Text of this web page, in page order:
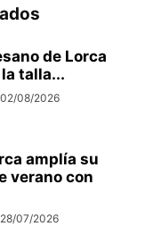
de Lorca
talla...
02/08/2026
amplía su
verano con
28/07/2026